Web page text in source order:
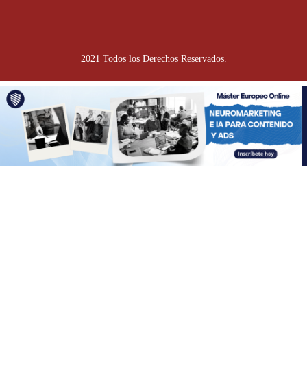
2021 Todos los Derechos Reservados.